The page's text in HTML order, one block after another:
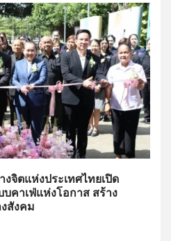
จิตแห่งประเทศไทยเปิด
คาเฟ่แห่งโอกาส สร้าง
สังคม